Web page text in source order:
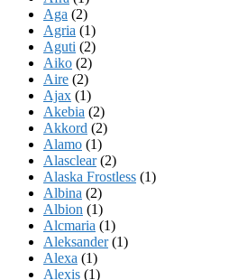
Aga (2)
Agria (1)
Aguti (2)
Aiko (2)
Aire (2)
Ajax (1)
Akebia (2)
Akkord (2)
Alamo (1)
Alasclear(2)
Alaska Frostless (1)
Albina (2)
Albion (1)
Alcmaria (1)
Aleksander(1)
Alexa (1)
Alexis (1)